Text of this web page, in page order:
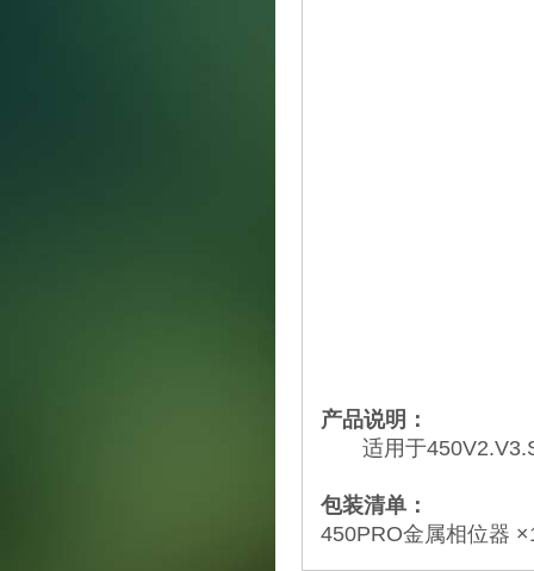
产品说明：
适用于
包装清单：
450PRO金属相位器